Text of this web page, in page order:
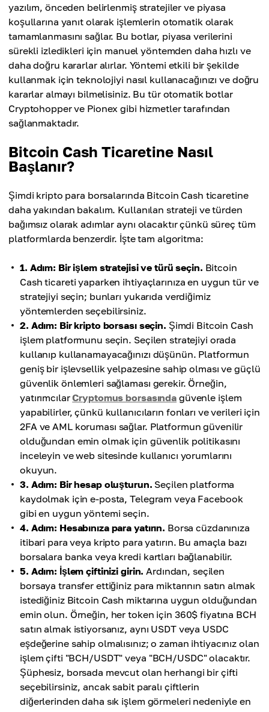
yazılım, önceden belirlenmiş stratejiler ve piyasa
koşullarına yanıt olarak işlemlerin otomatik olarak
tamamlanmasını sağlar. Bu botlar, piyasa verilerini
sürekli izledikleri için manuel yöntemden daha hızlı ve
daha doğru kararlar alırlar. Yöntemi etkili bir şekilde
kullanmak için teknolojiyi nasıl kullanacağınızı ve doğru
kararlar almayı bilmelisiniz. Bu tür otomatik botlar
Cryptohopper ve Pionex gibi hizmetler tarafından
sağlanmaktadır.
Bitcoin Cash Ticaretine Nasıl
Başlanır?
Şimdi kripto para borsalarında Bitcoin Cash ticaretine
daha yakından bakalım. Kullanılan strateji ve türden
bağımsız olarak adımlar aynı olacaktır çünkü süreç tüm
platformlarda benzerdir. İşte tam algoritma:
1. Adım: Bir işlem stratejisi ve türü seçin. Bitcoin
Cash ticareti yaparken ihtiyaçlarınıza en uygun tür ve
stratejiyi seçin; bunları yukarıda verdiğimiz
yöntemlerden seçebilirsiniz.
2. Adım: Bir kripto borsası seçin. Şimdi Bitcoin Cash
işlem platformunu seçin. Seçilen stratejiyi orada
kullanıp kullanamayacağınızı düşünün. Platformun
geniş bir işlevsellik yelpazesine sahip olması ve güçlü
güvenlik önlemleri sağlaması gerekir. Örneğin,
yatırımcılarCryptomus borsasında güvenle işlem
yapabilirler, çünkü kullanıcıların fonları ve verileri için
2FA ve AML koruması sağlar. Platformun güvenilir
olduğundan emin olmak için güvenlik politikasını
inceleyin ve web sitesinde kullanıcı yorumlarını
okuyun.
3. Adım: Bir hesap oluşturun. Seçilen platforma
kaydolmak için e-posta, Telegram veya Facebook
gibi en uygun yöntemi seçin.
4. Adım: Hesabınıza para yatırın. Borsa cüzdanınıza
itibari para veya kripto para yatırın. Bu amaçla bazı
borsalara banka veya kredi kartları bağlanabilir.
5. Adım: İşlem çiftinizi girin. Ardından, seçilen
borsaya transfer ettiğiniz para miktarının satın almak
istediğiniz Bitcoin Cash miktarına uygun olduğundan
emin olun. Örneğin, her token için 360$ fiyatına BCH
satın almak istiyorsanız, aynı USDT veya USDC
eşdeğerine sahip olmalısınız; o zaman ihtiyacınız olan
işlem çifti "BCH/USDT" veya "BCH/USDC" olacaktır.
Şüphesiz, borsada mevcut olan herhangi bir çifti
seçebilirsiniz, ancak sabit paralı çiftlerin
diğerlerinden daha sık işlem görmeleri nedeniyle en